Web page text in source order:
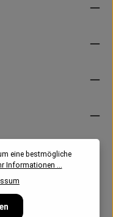
eine bestmögliche
Informationen ...